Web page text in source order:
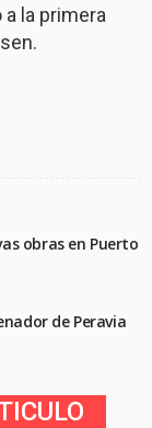
la primera
obras en Puerto
de Peravia